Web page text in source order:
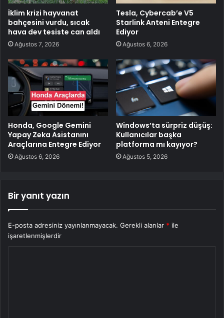
İklim krizi hayvanat
bahçesini vurdu, sıcak
hava dev tesiste can aldı
Ağustos 7, 2026
Tesla, Cybercab’e V5
Starlink Anteni Entegre
Ediyor
Ağustos 6, 2026
Honda, Google Gemini
Yapay Zeka Asistanını
Araçlarına Entegre Ediyor
Ağustos 6, 2026
Windows’ta sürpriz düşüş:
Kullanıcılar başka
platforma mı kayıyor?
Ağustos 5, 2026
Bir yanıt yazın
E-posta adresiniz yayınlanmayacak. Gerekli alanlar * ile
işaretlenmişlerdir